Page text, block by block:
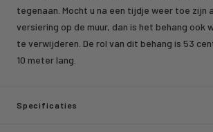
tegenaan. Mocht u na een tijdje weer toe zijn
versiering op de muur, dan is het behang ook
te verwijderen. De rol van dit behang is 53
10 meter lang.
Specificaties